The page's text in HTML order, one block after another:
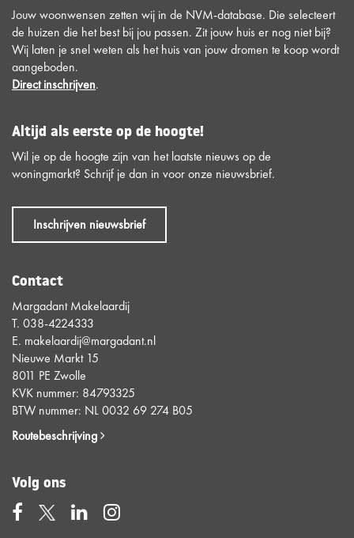
Jouw woonwensen zetten wij in de NVM-database. Die selecteert
de huizen die het best bij jou passen. Zit jouw huis er nog niet bij?
Wij laten je snel weten als het huis van jouw dromen te koop wordt
aangeboden.
Direct inschrijven.
Altijd als eerste op de hoogte!
Wil je op de hoogte zijn van het laatste nieuws op de
woningmarkt? Schrijf je dan in voor onze nieuwsbrief.
Inschrijven nieuwsbrief
Contact
Margadant Makelaardij
T. 038-4224333
E. makelaardij@margadant.nl
Nieuwe Markt 15
8011 PE Zwolle
KVK nummer: 84793325
BTW nummer: NL 0032 69 274 B05
Routebeschrijving
Volg ons